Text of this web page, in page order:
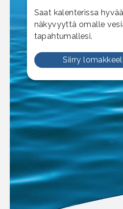
Saat kalenterissa hyvää
näkyvyyttä omalle
tapahtumallesi.
Siirry